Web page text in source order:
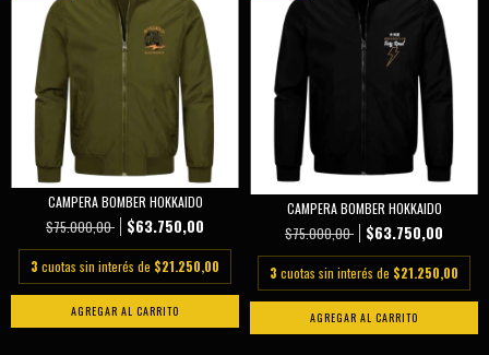
CAMPERA BOMBER HOKKAIDO
$75.000,00
$63.750,00
3 cuotas sin interés de $21.250,00
AGREGAR AL CARRITO
CAMPERA BOMBER HOKKAIDO
$75.000,00
$63.750,00
3 cuotas sin interés de $21.250,00
AGREGAR AL CARRITO